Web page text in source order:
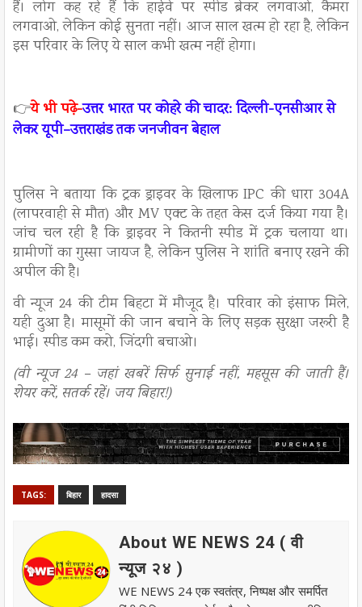
हैं। लोग कह रहे हैं कि हाईवे पर स्पीड ब्रेकर लगवाओ, कैमरा
लगवाओ, लेकिन कोई सुनता नहीं। आज साल खत्म हो रहा है, लेकिन
इस परिवार के लिए ये साल कभी खत्म नहीं होगा।
👉ये भी पढ़े-उत्तर भारत पर कोहरे की चादर: दिल्ली-एनसीआर से
लेकर यूपी–उत्तराखंड तक जनजीवन बेहाल
पुलिस ने बताया कि ट्रक ड्राइवर के खिलाफ IPC की धारा 304A
(लापरवाही से मौत) और MV एक्ट के तहत केस दर्ज किया गया है।
जांच चल रही है कि ड्राइवर ने कितनी स्पीड में ट्रक चलाया था।
ग्रामीणों का गुस्सा जायज है, लेकिन पुलिस ने शांति बनाए रखने की
अपील की है।
वी न्यूज 24 की टीम बिहटा में मौजूद है। परिवार को इंसाफ मिले,
यही दुआ है। मासूमों की जान बचाने के लिए सड़क सुरक्षा जरूरी है
भाई। स्पीड कम करो, जिंदगी बचाओ।
(वी न्यूज 24 – जहां खबरें सिर्फ सुनाई नहीं, महसूस की जाती हैं।
शेयर करें, सतर्क रहें। जय बिहार!)
TAGS: बिहार हादसा
About WE NEWS 24 ( वी
न्यूज २४ )
WE NEWS 24 एक स्वतंत्र, निष्पक्ष और समर्पित